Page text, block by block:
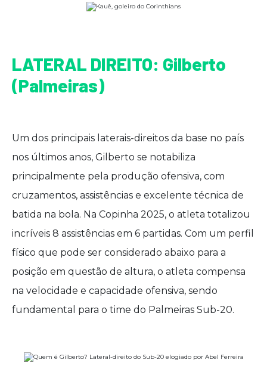
LATERAL DIREITO: Gilberto
(Palmeiras)
Um dos principais laterais-direitos da base no país
nos últimos anos, Gilberto se notabiliza
principalmente pela produção ofensiva, com
cruzamentos, assistências e excelente técnica de
batida na bola. Na Copinha 2025, o atleta totalizou
incríveis 8 assistências em 6 partidas. Com um perfil
físico que pode ser considerado abaixo para a
posição em questão de altura, o atleta compensa
na velocidade e capacidade ofensiva, sendo
fundamental para o time do Palmeiras Sub-20.